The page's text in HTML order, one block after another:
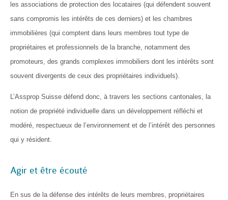
les associations de protection des locataires (qui défendent souvent
sans compromis les intérêts de ces derniers) et les chambres
immobilières (qui comptent dans leurs membres tout type de
propriétaires et professionnels de la branche, notamment des
promoteurs, des grands complexes immobiliers dont les intérêts sont
souvent divergents de ceux des propriétaires individuels).
L’Assprop Suisse défend donc, à travers les sections cantonales, la
notion de propriété individuelle dans un développement réfléchi et
modéré, respectueux de l’environnement et de l’intérêt des personnes
qui y résident.
Agir et être écouté
En sus de la défense des intérêts de leurs membres, propriétaires